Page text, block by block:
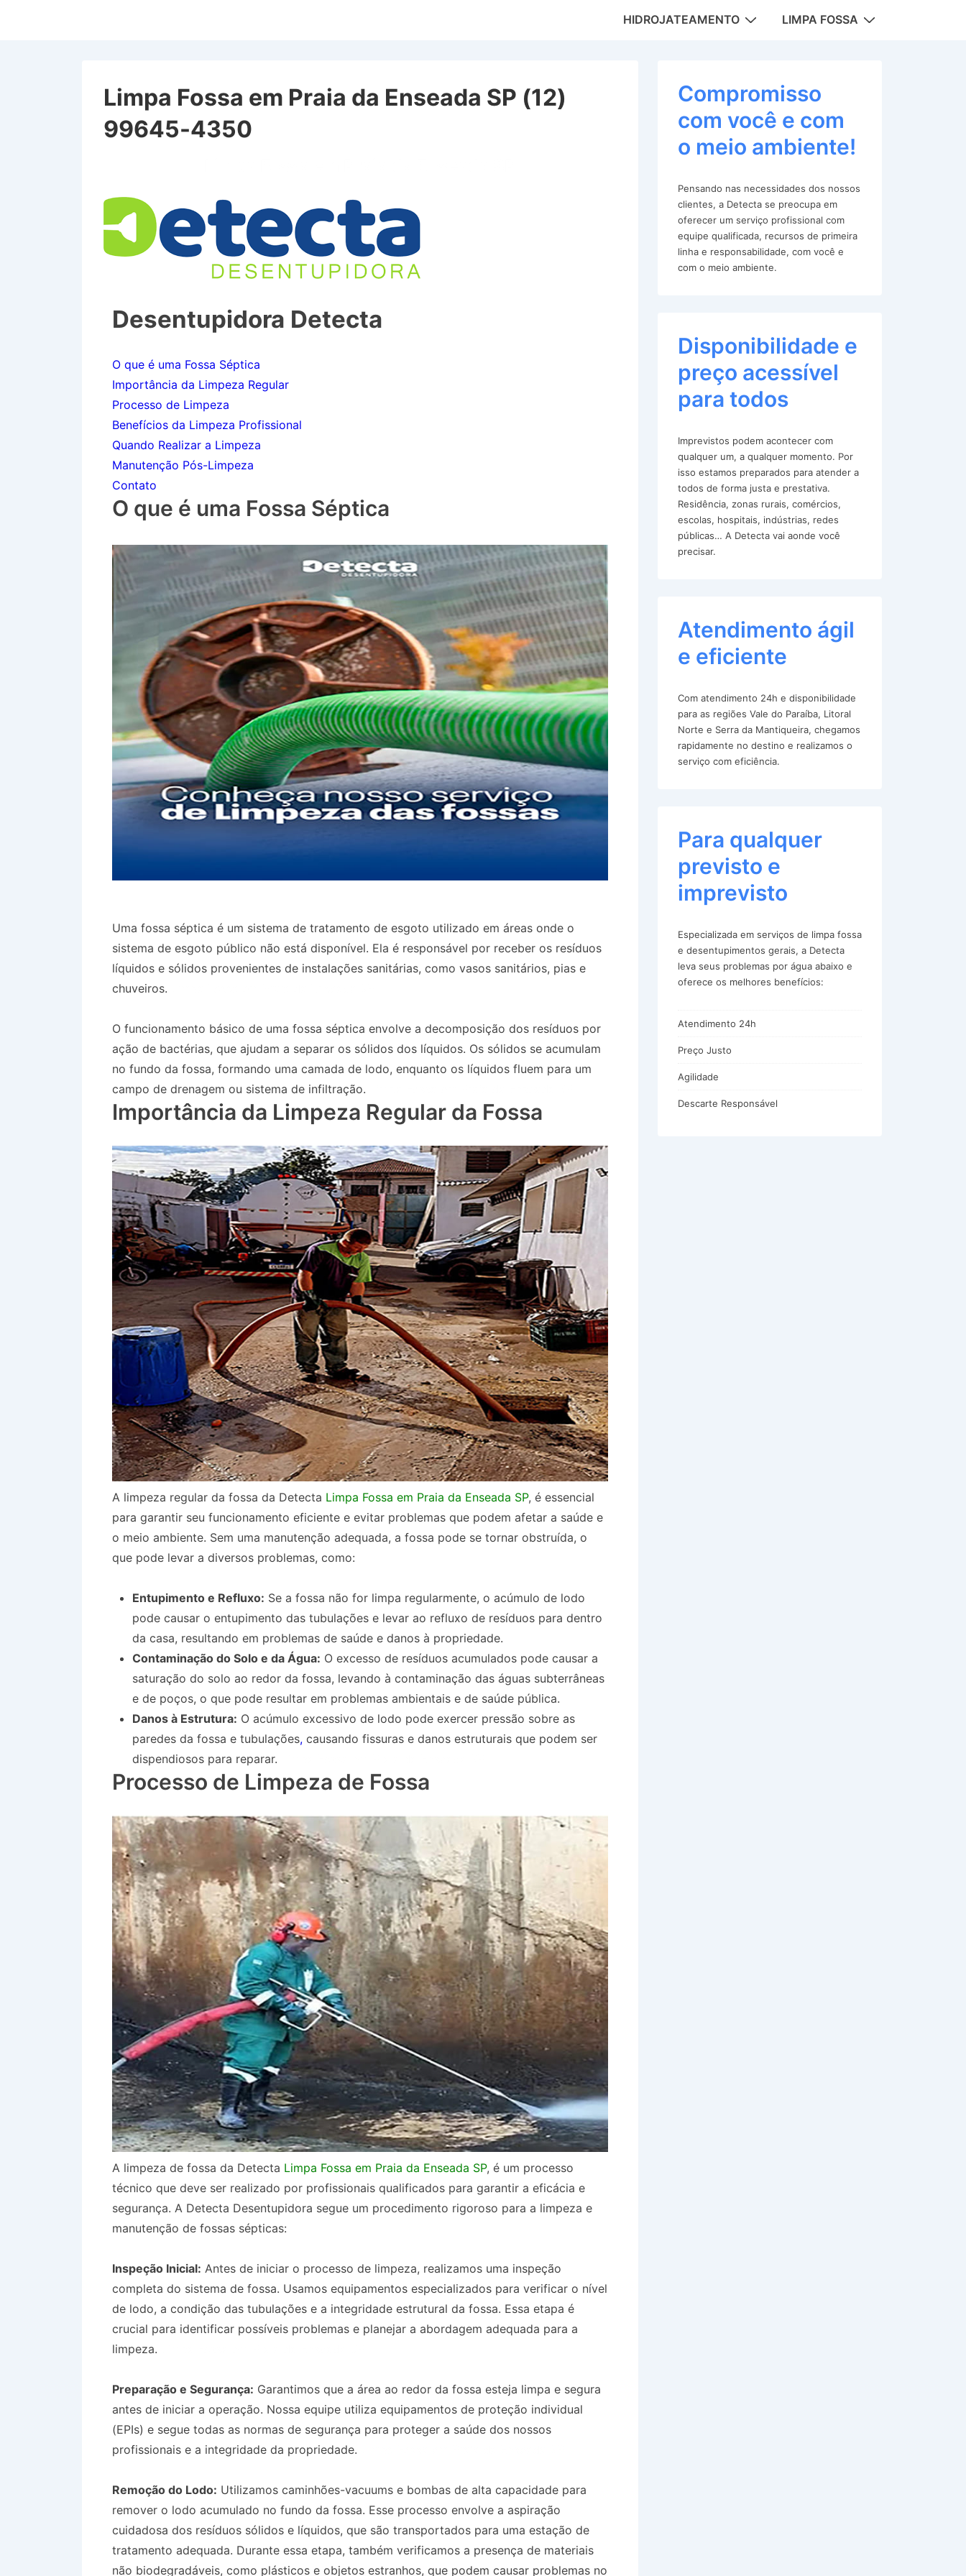
MainHIDROJATEAMENTO LIMPA FOSSA
Limpa Fossa em Praia da Enseada SP (12)
99645-4350
Desentupidora Detecta
O que é uma Fossa Séptica
Importância da Limpeza Regular
Processo de Limpeza
Benefícios da Limpeza Profissional
Quando Realizar a Limpeza
Manutenção Pós-Limpeza
Contato
O que é uma Fossa Séptica
Uma fossa séptica é um sistema de tratamento de esgoto utilizado em áreas onde o
sistema de esgoto público não está disponível. Ela é responsável por receber os resíduos
líquidos e sólidos provenientes de instalações sanitárias, como vasos sanitários, pias e
chuveiros.
O funcionamento básico de uma fossa séptica envolve a decomposição dos resíduos por
ação de bactérias, que ajudam a separar os sólidos dos líquidos. Os sólidos se acumulam
no fundo da fossa, formando uma camada de lodo, enquanto os líquidos fluem para um
campo de drenagem ou sistema de infiltração.
Importância da Limpeza Regular da Fossa
A limpeza regular da fossa da Detecta Limpa Fossa em Praia da Enseada SP, é essencial
para garantir seu funcionamento eficiente e evitar problemas que podem afetar a saúde e
o meio ambiente. Sem uma manutenção adequada, a fossa pode se tornar obstruída, o
que pode levar a diversos problemas, como:
Entupimento e Refluxo: Se a fossa não for limpa regularmente, o acúmulo de lodo
pode causar o entupimento das tubulações e levar ao refluxo de resíduos para dentro
da casa, resultando em problemas de saúde e danos à propriedade.
Contaminação do Solo e da Água: O excesso de resíduos acumulados pode causar a
saturação do solo ao redor da fossa, levando à contaminação das águas subterrâneas
e de poços, o que pode resultar em problemas ambientais e de saúde pública.
Danos à Estrutura: O acúmulo excessivo de lodo pode exercer pressão sobre as
paredes da fossa e tubulações, causando fissuras e danos estruturais que podem ser
dispendiosos para reparar.
Processo de Limpeza de Fossa
A limpeza de fossa da Detecta Limpa Fossa em Praia da Enseada SP, é um processo
técnico que deve ser realizado por profissionais qualificados para garantir a eficácia e
segurança. A Detecta Desentupidora segue um procedimento rigoroso para a limpeza e
manutenção de fossas sépticas:
Inspeção Inicial: Antes de iniciar o processo de limpeza, realizamos uma inspeção
completa do sistema de fossa. Usamos equipamentos especializados para verificar o nível
de lodo, a condição das tubulações e a integridade estrutural da fossa. Essa etapa é
crucial para identificar possíveis problemas e planejar a abordagem adequada para a
limpeza.
Preparação e Segurança: Garantimos que a área ao redor da fossa esteja limpa e segura
antes de iniciar a operação. Nossa equipe utiliza equipamentos de proteção individual
(EPIs) e segue todas as normas de segurança para proteger a saúde dos nossos
profissionais e a integridade da propriedade.
Remoção do Lodo: Utilizamos caminhões-vacuums e bombas de alta capacidade para
remover o lodo acumulado no fundo da fossa. Esse processo envolve a aspiração
cuidadosa dos resíduos sólidos e líquidos, que são transportados para uma estação de
tratamento adequada. Durante essa etapa, também verificamos a presença de materiais
não biodegradáveis, como plásticos e objetos estranhos, que podem causar problemas no
Compromisso
com você e com
o meio ambiente!
Pensando nas necessidades dos nossos
clientes, a Detecta se preocupa em
oferecer um serviço profissional com
equipe qualificada, recursos de primeira
linha e responsabilidade, com você e
com o meio ambiente.
Disponibilidade e
preço acessível
para todos
Imprevistos podem acontecer com
qualquer um, a qualquer momento. Por
isso estamos preparados para atender a
todos de forma justa e prestativa.
Residência, zonas rurais, comércios,
escolas, hospitais, indústrias, redes
públicas… A Detecta vai aonde você
precisar.
Atendimento ágil
e eficiente
Com atendimento 24h e disponibilidade
para as regiões Vale do Paraíba, Litoral
Norte e Serra da Mantiqueira, chegamos
rapidamente no destino e realizamos o
serviço com eficiência.
Para qualquer
previsto e
imprevisto
Especializada em serviços de limpa fossa
e desentupimentos gerais, a Detecta
leva seus problemas por água abaixo e
oferece os melhores benefícios:
Atendimento 24h
Preço Justo
Agilidade
Descarte Responsável